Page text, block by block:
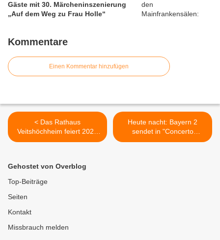
Gäste mit 30. Märcheninszenierung
„Auf dem Weg zu Frau Holle“
Kommentare
Einen Kommentar hinzufügen
< Das Rathaus
Veitshöchheim feiert 2022
50-jähriges Jubiläum im
Heute nacht: Bayern 2
sendet in "Concerto
bavarese" Toni Völkers
Gehostet von Overblog
Top-Beiträge
Seiten
Kontakt
Missbrauch melden